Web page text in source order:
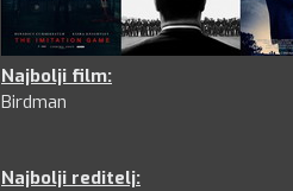
Najbolji film:
Birdman
Najbolji reditelj: